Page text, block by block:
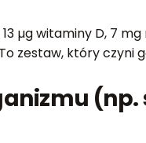
µg witaminy D, 7
zestaw, który
(np.